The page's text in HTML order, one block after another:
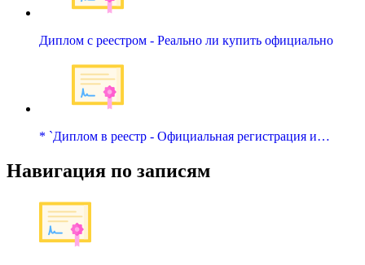
Диплом с реестром - Реально ли купить официально
* `Диплом в реестр - Официальная регистрация и…
Навигация по записям